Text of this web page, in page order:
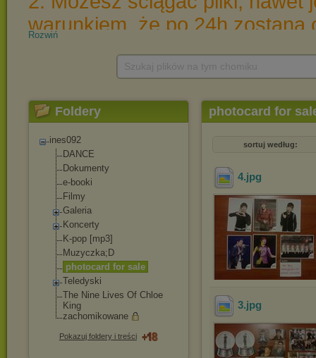
Rozwiń
Foldery
ines092
DANCE
Dokumenty
e-booki
Filmy
Galeria
Koncerty
K-pop [mp3]
Muzyczka;D
photocard for sale
Teledyski
The Nine Lives Of Chloe
King
zachomikowane
Pokazuj foldery i treści
photocard for
sortuj według:
4.jpg
3.jpg